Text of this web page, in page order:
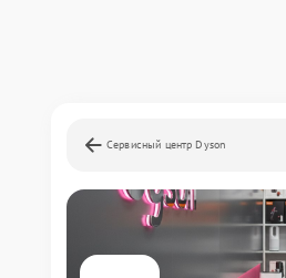
Сервисный центр Dyson